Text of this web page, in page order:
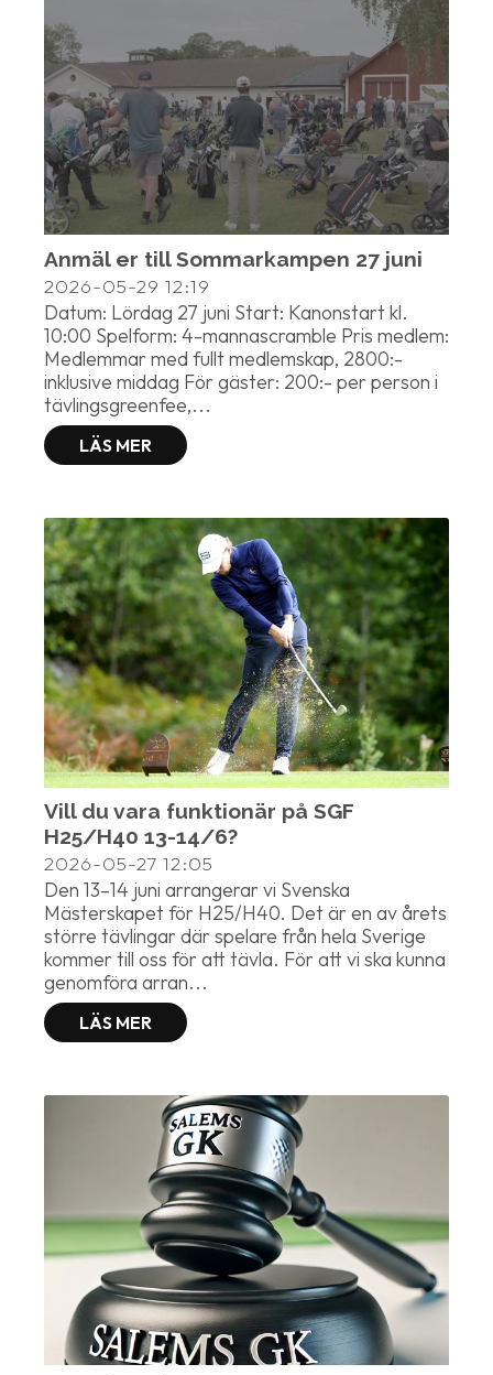
Anmäl er till Sommarkampen 27 juni
2026-05-29 12:19
Datum: Lördag 27 juni Start: Kanonstart kl.
10:00 Spelform: 4-mannascramble Pris medlem:
Medlemmar med fullt medlemskap, 2800:-
inklusive middag För gäster: 200:- per person i
tävlingsgreenfee,...
LÄS MER
Vill du vara funktionär på SGF
H25/H40 13-14/6?
2026-05-27 12:05
Den 13–14 juni arrangerar vi Svenska
Mästerskapet för H25/H40. Det är en av årets
större tävlingar där spelare från hela Sverige
kommer till oss för att tävla. För att vi ska kunna
genomföra arran...
LÄS MER